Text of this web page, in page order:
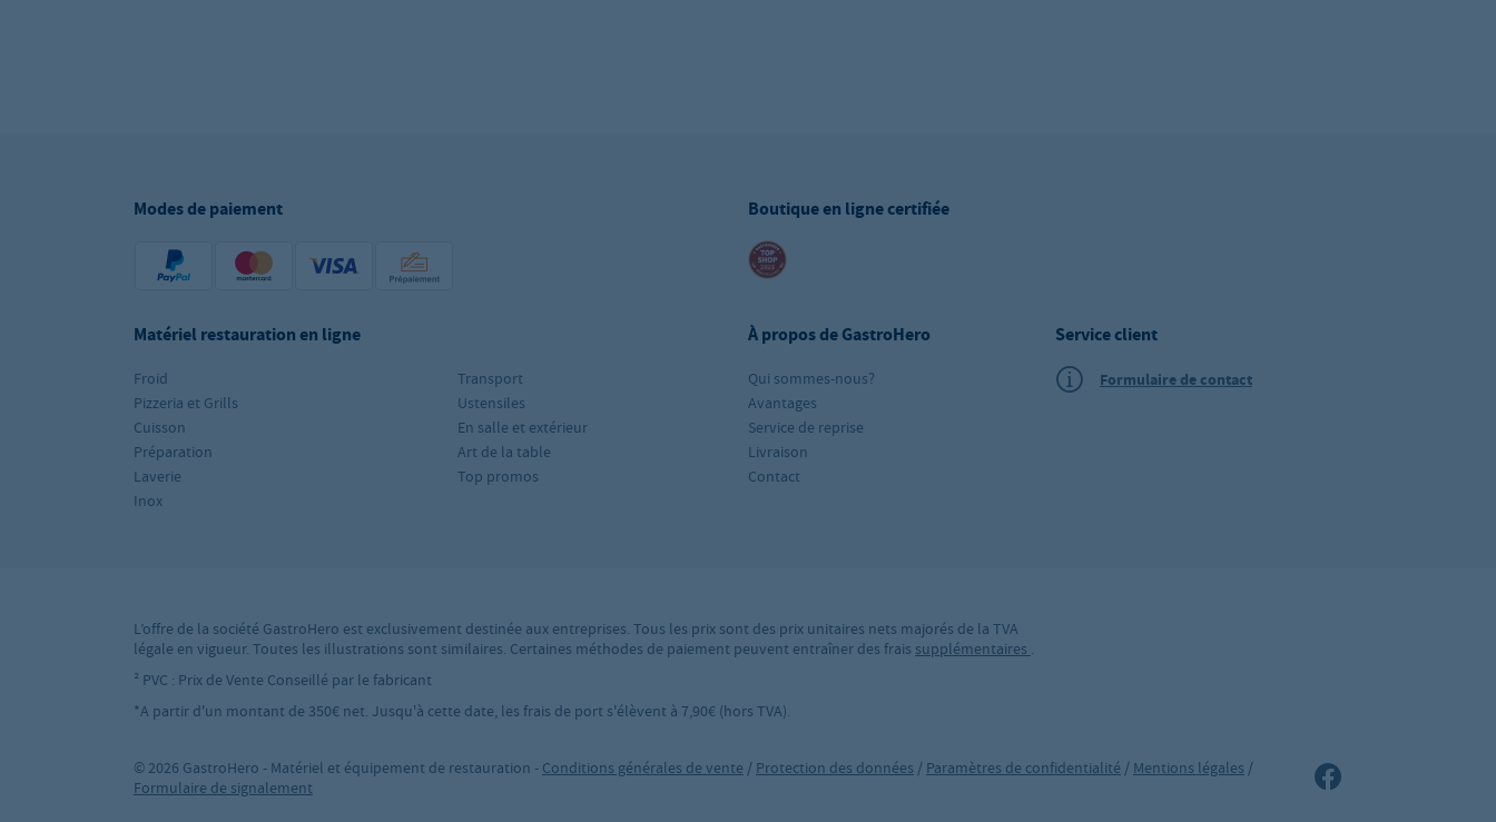
Modes de paiement Boutique en ligne certifiée
Matériel restauration en ligne
Froid
Pizzeria et Grills
Cuisson
Préparation
Laverie
Inox
Transport
Ustensiles
En salle et extérieur
Art de la table
Top promos
À propos de GastroHero
Qui sommes-nous?
Avantages
Service de reprise
Livraison
Contact
Service client
Formulaire de contact
L’offre de la société GastroHero est exclusivement destinée aux entreprises. Tous les prix sont des prix unitaires nets majorés de la TVA
légale en vigueur. Toutes les illustrations sont similaires. Certaines méthodes de paiement peuvent entraîner des frais supplémentaires .
² PVC : Prix de Vente Conseillé par le fabricant
*A partir d'un montant de 350€ net. Jusqu'à cette date, les frais de port s'élèvent à 7,90€ (hors TVA).
© 2026 GastroHero - Matériel et équipement de restauration - Conditions générales de vente / Protection des données / Paramètres de confidentialité / Mentions légales /
Formulaire de signalement